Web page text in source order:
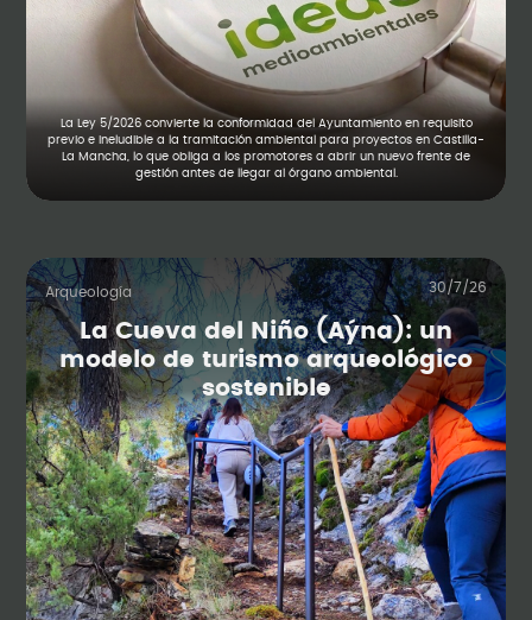
La Ley 5/2026 convierte la conformidad del Ayuntamiento en requisito
previo e ineludible a la tramitación ambiental para proyectos en Castilla-
La Mancha, lo que obliga a los promotores a abrir un nuevo frente de
gestión antes de llegar al órgano ambiental.
Arqueología 30/7/26
La Cueva del Niño (Aýna): un
modelo de turismo arqueológico
sostenible